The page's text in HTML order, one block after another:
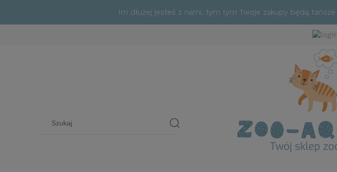
Im dłużej jesteś z nami, tym tym Twoje zakupy będą tańsze.